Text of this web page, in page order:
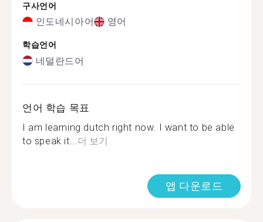
구사언어
인도네시아어 영어
학습언어
네덜란드어
언어 학습 목표
I am learning dutch right now. I want to be able
to speak it... 더 보기
앱 다운로드